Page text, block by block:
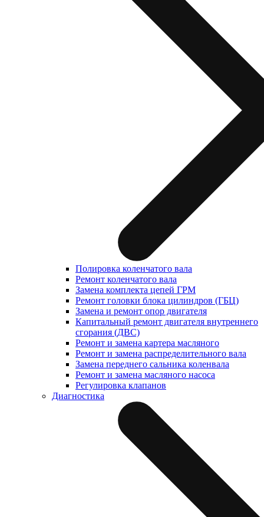
Полировка коленчатого вала
Ремонт коленчатого вала
Замена комплекта цепей ГРМ
Ремонт головки блока цилиндров (ГБЦ)
Замена и ремонт опор двигателя
Капитальный ремонт двигателя внутреннего
сгорания (ДВС)
Ремонт и замена картера масляного
Ремонт и замена распределительного вала
Замена переднего сальника коленвала
Ремонт и замена масляного насоса
Регулировка клапанов
Диагностика